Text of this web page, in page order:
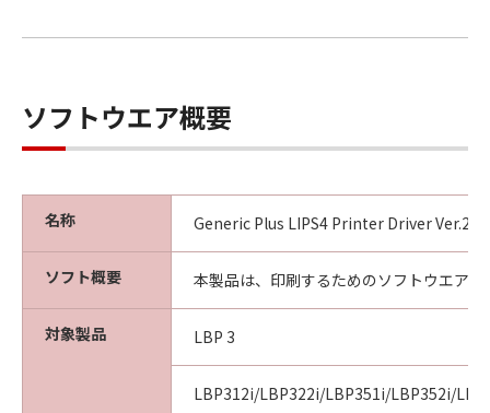
ソフトウエア概要
名称 Generic Plus LIPS4 Printer Driver
ソフト概要 本製品は、印刷するためのソフトウエアで
対象製品 LBP 3
LBP312i/LBP322i/LBP351i/LBP352i/